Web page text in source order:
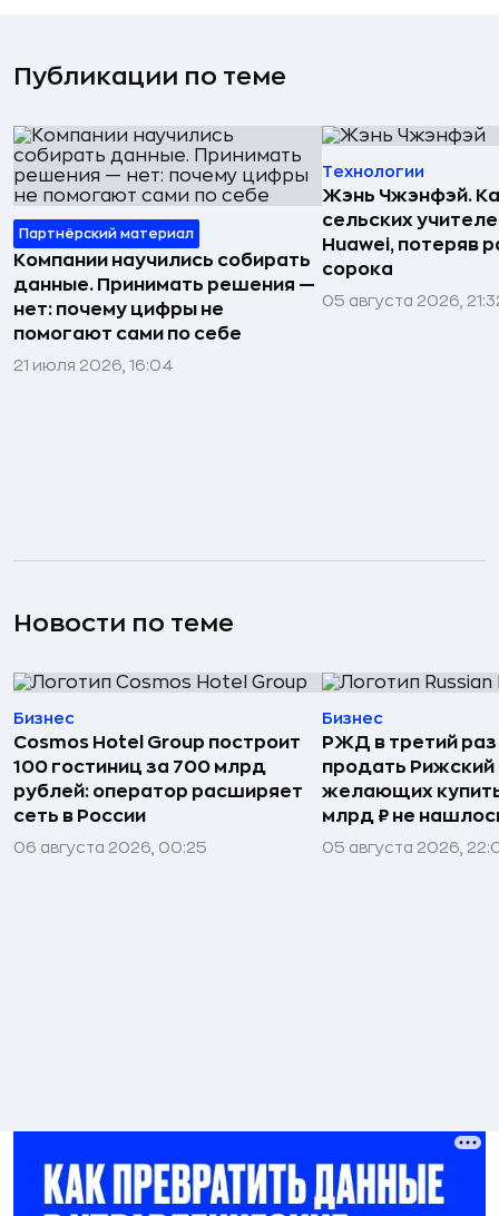
Публикации по теме
Партнёрский материал
Компании научились собирать
данные. Принимать решения —
нет: почему цифры не
помогают сами по себе
21 июля 2026, 16:04
Технологии
Жэнь Чжэнфэй.
сельских
Huawei, потеряв
сорока
05 августа 2026,
Новости по теме
Бизнес
Cosmos Hotel Group построит
100 гостиниц за 700 млрд
рублей: оператор расширяет
сеть в России
06 августа 2026, 00:25
Бизнес
РЖД в третий
продать Рижский
желающих
млрд ₽ не
05 августа 2026,